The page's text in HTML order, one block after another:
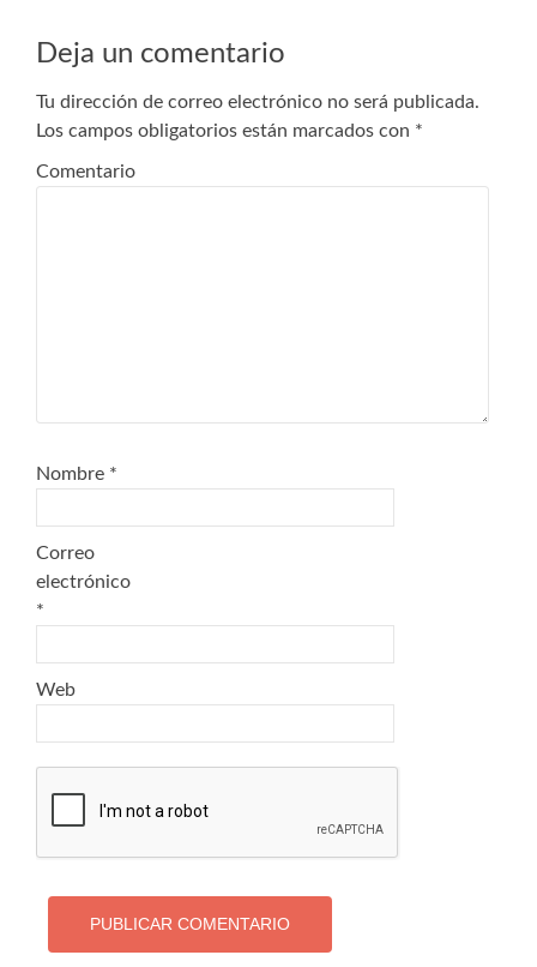
Deja un comentario
Tu dirección de correo electrónico no será publicada.
Los campos obligatorios están marcados con *
Comentario
Nombre *
Correo
electrónico
*
Web